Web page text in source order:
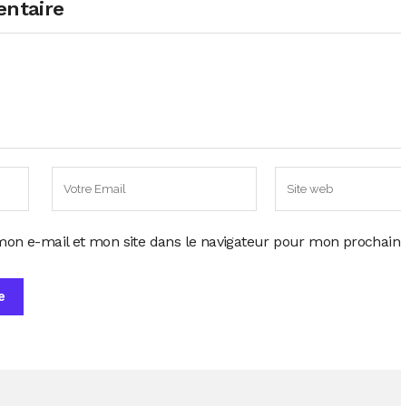
e-mail et mon site dans le navigateur pour mon prochain